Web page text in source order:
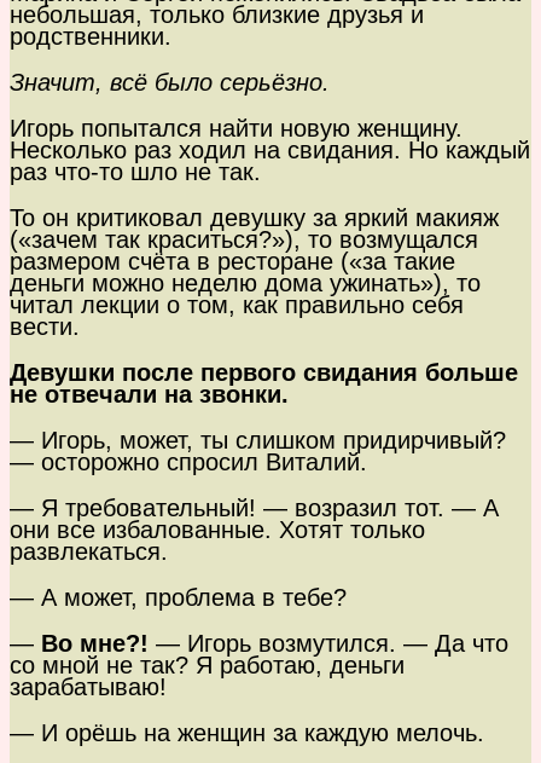
небольшая, только близкие друзья и
родственники.
Значит, всё было серьёзно.
Игорь попытался найти новую женщину.
Несколько раз ходил на свидания. Но каждый
раз что-то шло не так.
То он критиковал девушку за яркий макияж
(«зачем так краситься?»), то возмущался
размером счёта в ресторане («за такие
деньги можно неделю дома ужинать»), то
читал лекции о том, как правильно себя
вести.
Девушки после первого свидания больше
не отвечали на звонки.
— Игорь, может, ты слишком придирчивый?
— осторожно спросил Виталий.
— Я требовательный! — возразил тот. — А
они все избалованные. Хотят только
развлекаться.
— А может, проблема в тебе?
— Во мне?! — Игорь возмутился. — Да что
со мной не так? Я работаю, деньги
зарабатываю!
— И орёшь на женщин за каждую мелочь.